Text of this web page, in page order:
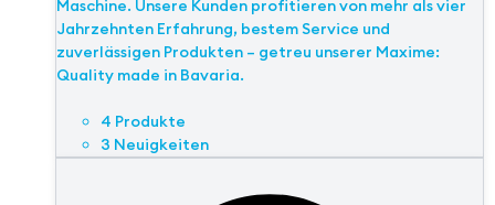
Maschine. Unsere Kunden profitieren von mehr als vier
Jahrzehnten Erfahrung, bestem Service und
zuverlässigen Produkten – getreu unserer Maxime:
Quality made in Bavaria.
4 Produkte
3 Neuigkeiten